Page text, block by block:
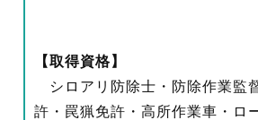
【取得資格】
シロアリ防除士・防除作業監
許・罠猟免許・高所作業車・ロ